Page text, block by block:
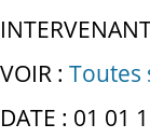
VOIR : Toutes
DATE : 01 01